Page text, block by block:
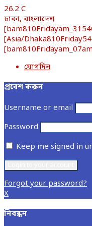
26.2 C
ঢাকা, বাংলাদেশ
[Asia/
যোগদিন
প্রবেশ করুন
Username or email
Password
Keep me signed in
Forgot your password?
X
নিবন্ধন